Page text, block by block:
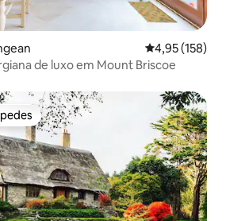
4,95 de uma
4,95 (158)
de luxo em Mount Briscoe
dos hóspedes